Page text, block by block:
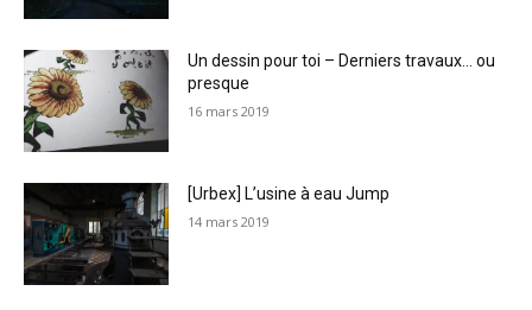
Un dessin pour toi – Derniers travaux… ou
presque
16 mars 2019
[Urbex] L’usine à eau Jump
14 mars 2019